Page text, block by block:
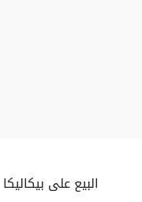
البيع على بيكاليكا